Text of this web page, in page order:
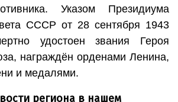
Указом Президиума
СССР от 28 сентября 1943
удостоен звания Героя
награждён орденами Ленина,
и медалями.
региона в нашем